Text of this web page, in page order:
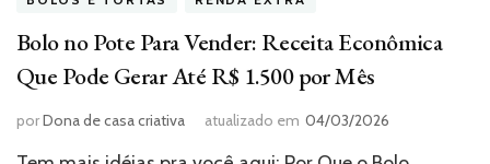
Bolo no Pote Para Vender: Receita Econômica
Que Pode Gerar Até R$ 1.500 por Mês
porDona de casa criativa atualizado em 04/03/2026